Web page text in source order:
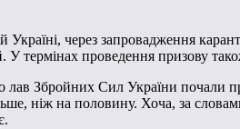
Україні, через запровадження
У термінах проведення призову
Збройних Сил України почали
ніж на половину. Хоча, за